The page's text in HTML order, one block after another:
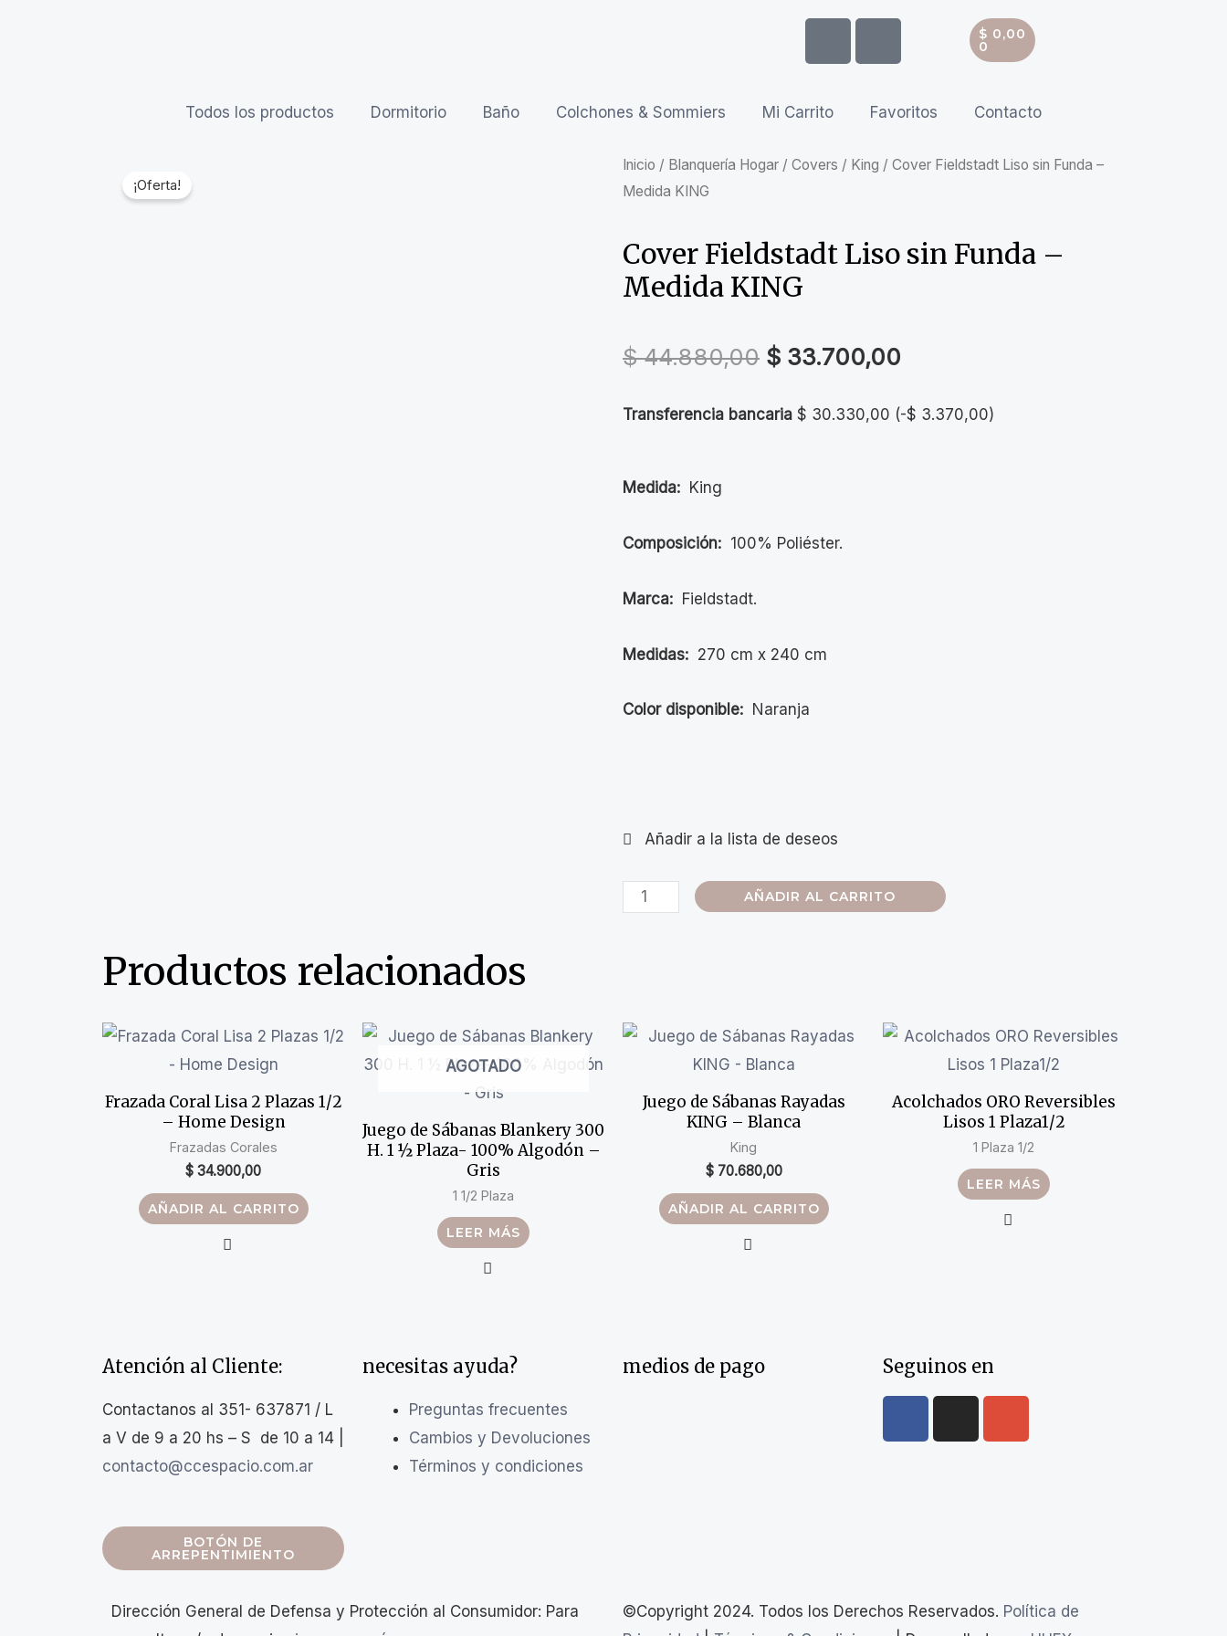
$ 0,00
0
Todos los productos Dormitorio Baño Colchones & Sommiers Mi Carrito Favoritos Contacto
¡Oferta!
Inicio / Blanquería Hogar / Covers / King / Cover Fieldstadt Liso sin Funda –
Medida KING
Cover Fieldstadt Liso sin Funda –
Medida KING
$44.880,00 $ 33.700,00
Transferencia bancaria $ 30.330,00 (-$ 3.370,00)
Medida: King
Composición: 100% Poliéster.
Marca: Fieldstadt.
Medidas: 270 cm x 240 cm
Color disponible: Naranja
AÑADIR AL CARRITO
Productos relacionados
Frazada Coral Lisa 2 Plazas 1/2
– Home Design
Frazadas Corales
$ 34.900,00
AÑADIR AL CARRITO
AGOTADO
Juego de Sábanas Blankery 300
H. 1 ½ Plaza- 100% Algodón –
Gris
1 1/2 Plaza
LEER MÁS
Juego de Sábanas Rayadas
KING – Blanca
King
$70.680,00
AÑADIR AL CARRITO
Acolchados ORO Reversibles
Lisos 1 Plaza1/2
1 Plaza 1/2
LEER MÁS
Atención al Cliente:
Contactanos al 351- 637871 / L
a V de 9 a 20 hs – S de 10 a 14 |
contacto@ccespacio.com.ar
BOTÓN DE
ARREPENTIMIENTO
necesitas ayuda?
Preguntas frecuentes
Cambios y Devoluciones
Términos y condiciones
medios de pago Seguinos en
Dirección General de Defensa y Protección al Consumidor: Para
©Copyright 2024. Todos los Derechos Reservados. Política de